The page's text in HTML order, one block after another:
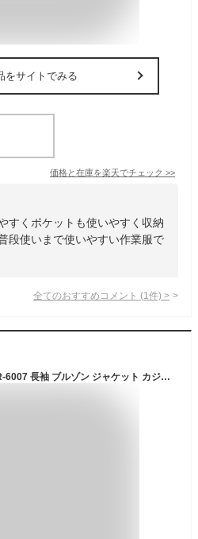
をサイトでみる
価格と在庫を楽天でチェック >>
すくポケットも使いやすく収納
段使いまで使いやすい作業服で
全てのおすすめコメント (1 件) >
作業服 作業着 EVENRIVER SR-6007 長袖 ブルゾン ジャケット カジュアル 軽い 柔らかい ストレッチ イーブンリバー ERSR-6007